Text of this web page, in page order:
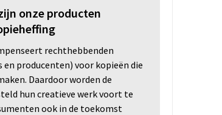
onze producten
rechthebbenden
en producenten) voor kopieën die
Daardoor worden de
hun creatieve werk voort te
ook in de toekomst